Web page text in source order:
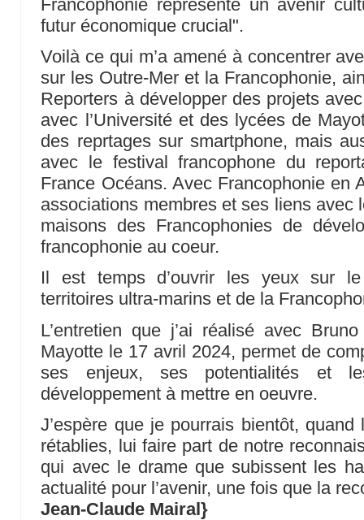
Francophonie représente un avenir
futur économique crucial".
Voilà ce qui m’a amené à concentrer
sur les Outre-Mer et la Francophonie,
Reporters à développer des projets
avec l’Université et des lycées de
des reprtages sur smartphone, mais
avec le festival francophone du
France Océans. Avec Francophonie en
associations membres et ses liens avec
maisons des Francophonies de
francophonie au coeur.
Il est temps d’ouvrir les yeux sur
territoires ultra-marins et de la
L’entretien que j’ai réalisé avec
Mayotte le 17 avril 2024, permet de
ses enjeux, ses potentialités et
développement à mettre en oeuvre.
J’espère que je pourrais bientôt,
rétablies, lui faire part de notre
qui avec le drame que subissent les
actualité pour l’avenir, une fois que la
Jean-Claude Mairal}